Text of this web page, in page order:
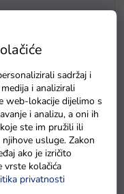
sadržaj i
i analizirali
web-lokacije dijelimo s
i analizu, a oni ih
ste im pružili ili
usluge. Zakon
ako je izričito
vrste kolačića
privatnosti